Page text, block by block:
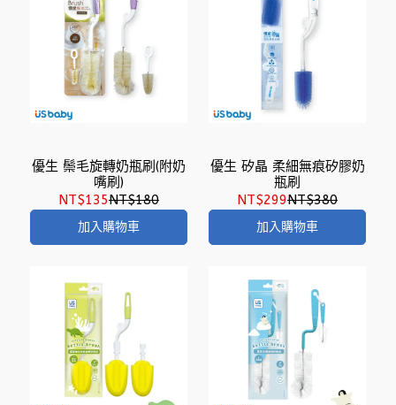
優生 鬃毛旋轉奶瓶刷(附奶
嘴刷)
NT$135NT$180
加入購物車
優生 矽晶 柔細無痕矽膠奶
瓶刷
NT$299NT$380
加入購物車